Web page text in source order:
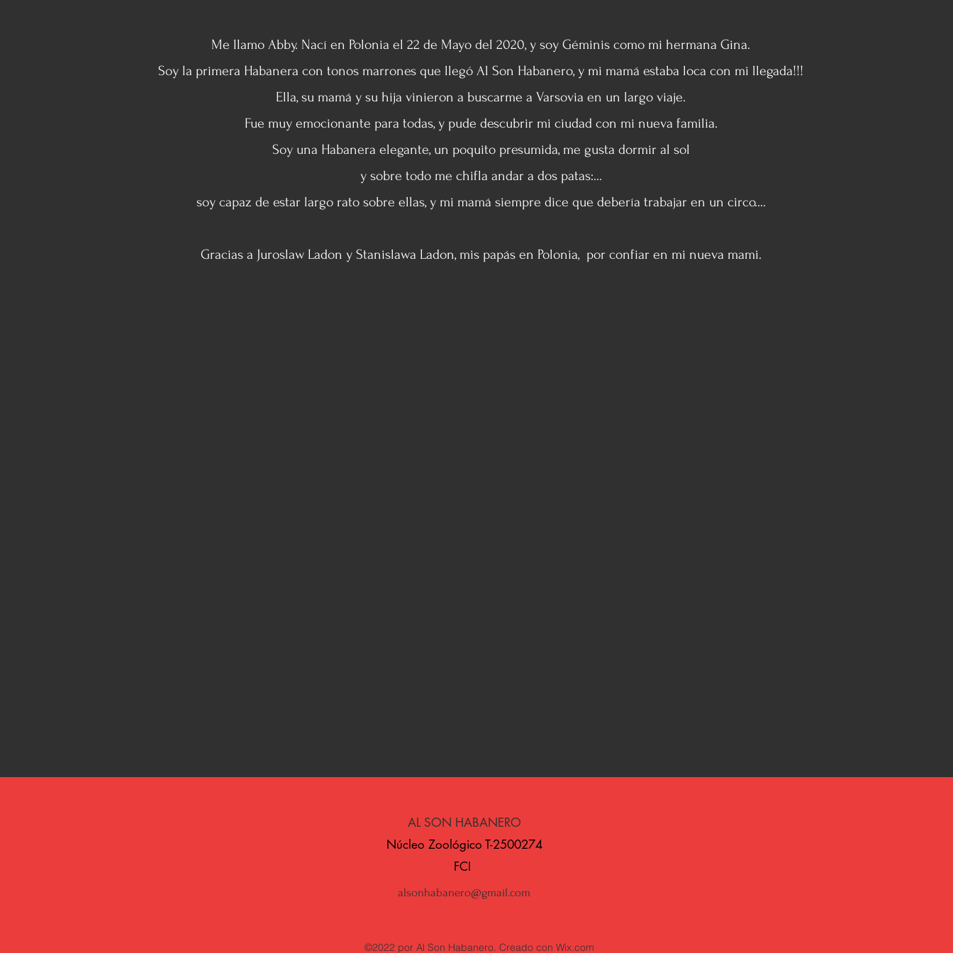
Me llamo Abby. Nací en Polonia el 22 de Mayo del 2020, y soy Géminis como mi hermana Gina.
Soy la primera Habanera con tonos marrones que llegó Al Son Habanero, y mi mamá estaba loca con mi llegada!!!
Ella, su mamá y su hija vinieron a buscarme a Varsovia en un largo viaje.
Fue muy emocionante para todas, y pude descubrir mi ciudad con mi nueva familia.
Soy una Habanera elegante, un poquito presumida, me gusta dormir al sol
y sobre todo me chifla andar a dos patas:...
soy capaz de estar largo rato sobre ellas, y mi mamá siempre dice que debería trabajar en un circo....
Gracias a Juroslaw Ladon y Stanislawa Ladon, mis papás en Polonia, por confiar en mi nueva mami.
AL SON HABANERO
​Núcleo Zoológico T-2500274
FCI
alsonhabanero@gmail.com
©2022 por Al Son Habanero. Creado con Wix.com